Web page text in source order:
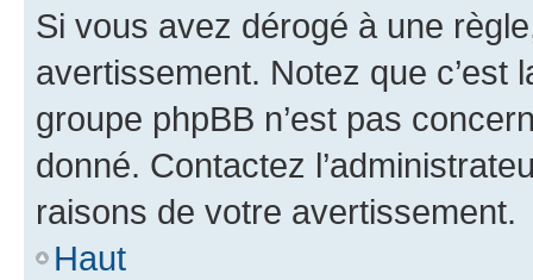
Si vous avez dérogé à une
avertissement. Notez que c’est
groupe phpBB n’est pas
donné. Contactez
raisons de votre avertissement.
Haut